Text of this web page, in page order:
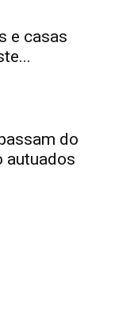
e casas
do
autuados